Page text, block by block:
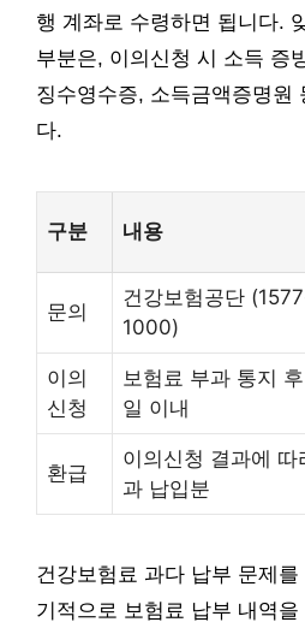
행 계좌로 수령하면 됩니다.
부분은, 이의신청 시 소득 증
징수영수증, 소득금액증명원
다.
구분 내용
문의
건강보험공단
1000)
이의
신청
보험료 부과 통지
일 이내
환급
이의신청 결과에 따
과 납입분
건강보험료 과다 납부 문제
기적으로 보험료 납부 내역